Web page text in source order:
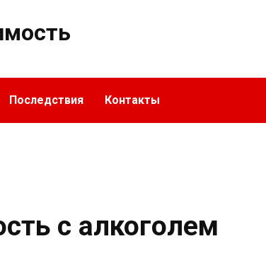
Последствия Контакты
с алкоголем